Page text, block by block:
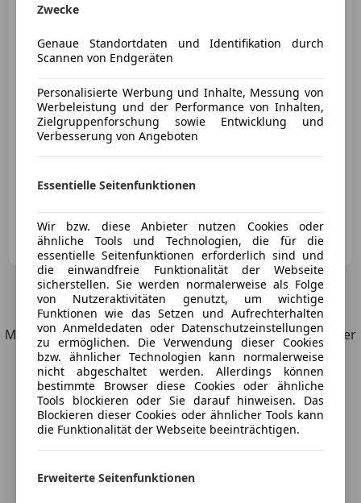
€ 38 500
04/1990 117 000 km Benzin
Privat
AT-8600 Bruck an der Mur
4 Angebote für Audi S2
Möchtest du automatisch über neue Fahrzeuge zu deiner
Suche informiert werden?
Suche speichern
Zwecke
Genaue Standortdaten und Identifikation durch
Scannen von Endgeräten
Personalisierte Werbung und Inhalte, Messung von
Werbeleistung und der Performance von Inhalten,
Zielgruppenforschung sowie Entwicklung und
Verbesserung von Angeboten
Essentielle Seitenfunktionen
Wir bzw. diese Anbieter nutzen Cookies oder
ähnliche Tools und Technologien, die für die
essentielle Seitenfunktionen erforderlich sind und
die einwandfreie Funktionalität der Webseite
sicherstellen. Sie werden normalerweise als Folge
von Nutzeraktivitäten genutzt, um wichtige
Funktionen wie das Setzen und Aufrechterhalten
von Anmeldedaten oder Datenschutzeinstellungen
zu ermöglichen. Die Verwendung dieser Cookies
bzw. ähnlicher Technologien kann normalerweise
nicht abgeschaltet werden. Allerdings können
bestimmte Browser diese Cookies oder ähnliche
Tools blockieren oder Sie darauf hinweisen. Das
Blockieren dieser Cookies oder ähnlicher Tools kann
die Funktionalität der Webseite beeinträchtigen.
Erweiterte Seitenfunktionen